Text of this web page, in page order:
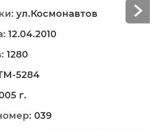
ул.Космонавтов
12.04.2010
1280
5284
г.
039